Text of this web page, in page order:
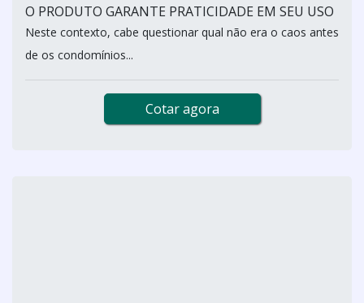
O PRODUTO GARANTE PRATICIDADE EM SEU USO
Neste contexto, cabe questionar qual não era o caos antes
de os condomínios...
Cotar agora